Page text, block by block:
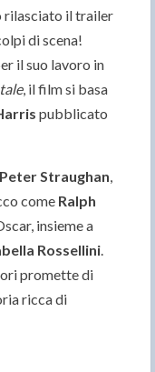
rilasciato il trailer
di scena!
il suo lavoro in
, il film si basa
pubblicato
Peter Straughan,
come Ralph
insieme a
Rossellini.
promette di
ricca di